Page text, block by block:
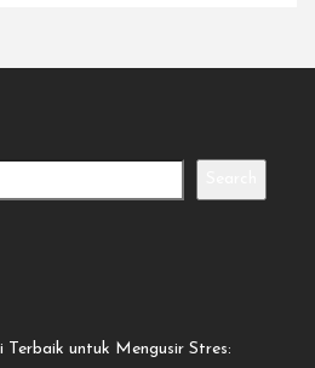
Terbaik untuk Mengusir Stres: